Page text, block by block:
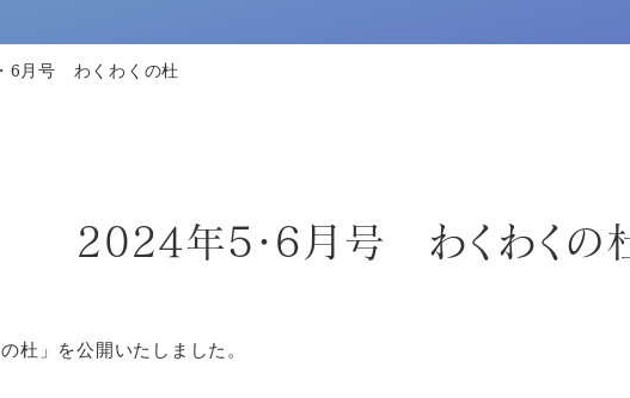
6月号 わくわくの杜
2024年5・6月号 わくわくの
杜」を公開いたしました。